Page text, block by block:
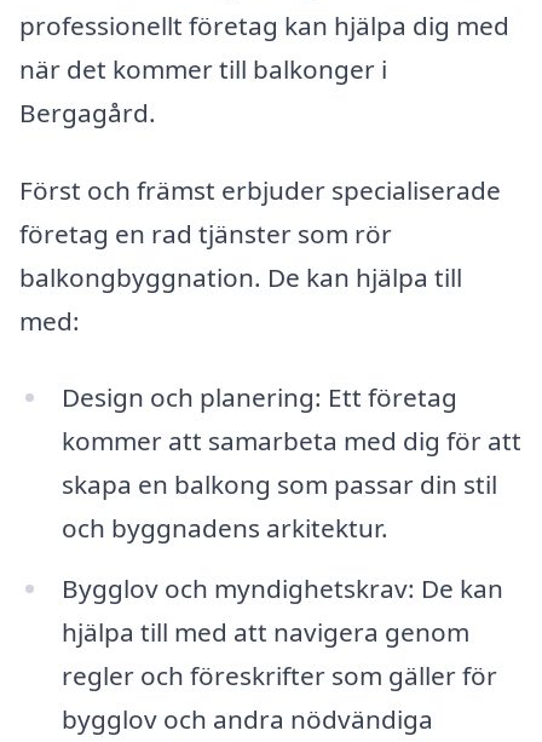
professionellt företag kan hjälpa dig med
när det kommer till balkonger i
Bergagård.
Först och främst erbjuder specialiserade
företag en rad tjänster som rör
balkongbyggnation. De kan hjälpa till
med:
Design och planering: Ett företag
kommer att samarbeta med dig för att
skapa en balkong som passar din stil
och byggnadens arkitektur.
Bygglov och myndighetskrav: De kan
hjälpa till med att navigera genom
regler och föreskrifter som gäller för
bygglov och andra nödvändiga